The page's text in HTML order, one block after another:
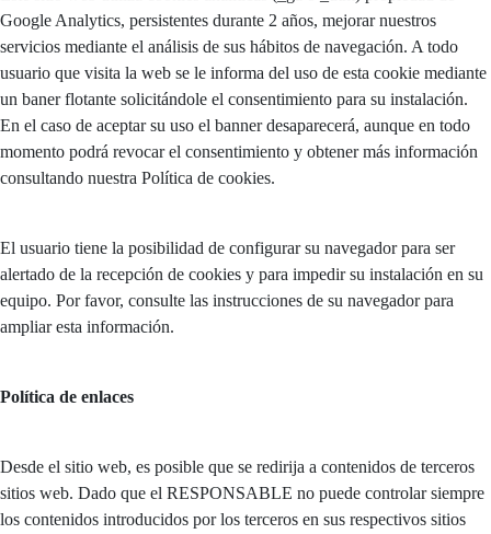
Google Analytics, persistentes durante 2 años, mejorar nuestros
servicios mediante el análisis de sus hábitos de navegación. A todo
usuario que visita la web se le informa del uso de esta cookie mediante
un baner flotante solicitándole el consentimiento para su instalación.
En el caso de aceptar su uso el banner desaparecerá, aunque en todo
momento podrá revocar el consentimiento y obtener más información
consultando nuestra Política de cookies.
El usuario tiene la posibilidad de configurar su navegador para ser
alertado de la recepción de cookies y para impedir su instalación en su
equipo. Por favor, consulte las instrucciones de su navegador para
ampliar esta información.
Política de enlaces
Desde el sitio web, es posible que se redirija a contenidos de terceros
sitios web. Dado que el RESPONSABLE no puede controlar siempre
los contenidos introducidos por los terceros en sus respectivos sitios